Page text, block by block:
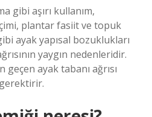
gibi aşırı kullanım,
plantar fasiit ve topuk
ayak yapısal bozuklukları
yaygın nedenleridir.
ayak tabanı ağrısı